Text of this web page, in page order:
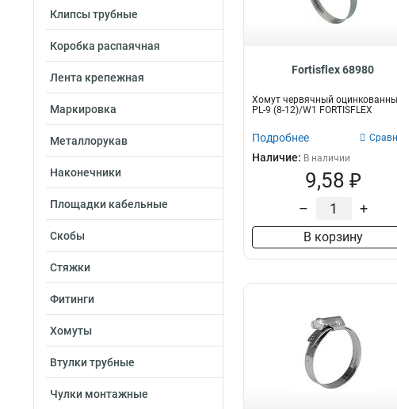
Клипсы трубные
Коробка распаячная
Лента крепежная
Маркировка
Металлорукав
Наконечники
Площадки кабельные
Скобы
Стяжки
Фитинги
Хомуты
Втулки трубные
Чулки монтажные
Fortisflex 68980
Хомут червячный
PL-9 (8-12)/W1 FORTISFLEX
Подробнее
Наличие: В наличии
9,58 ₽
– +
В корзину